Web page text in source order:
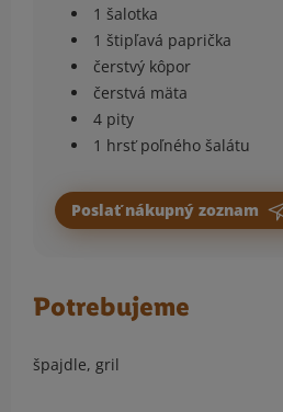
1 šalotka
1 štipľavá paprička
čerstvý kôpor
čerstvá mäta
4 pity
1 hrsť poľného šalátu
Poslať nákupný zoznam
Potrebujeme
špajdle, gril